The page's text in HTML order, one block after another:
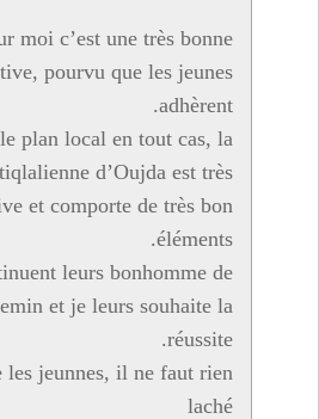
moi c’est une très bonne
pourvu que les jeunes
adhèrent.
plan local en tout cas, la
d’Oujda est très
et comporte de très bon
éléments.
leurs bonhomme de
et je leurs souhaite la
réussite.
les jeunnes, il ne faut rien
laché